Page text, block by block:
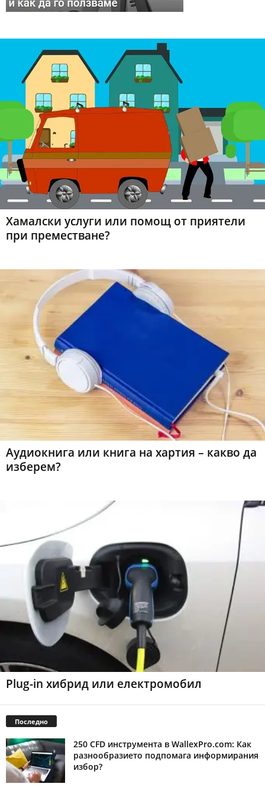
Хамалски услуги или помощ от приятели
при преместване?
Аудиокнига или книга на хартия – какво да
изберем?
Plug-in хибрид или електромобил
Последно
250 CFD инструмента в WallexPro.com: Как
разнообразието подпомага информирания
избор?